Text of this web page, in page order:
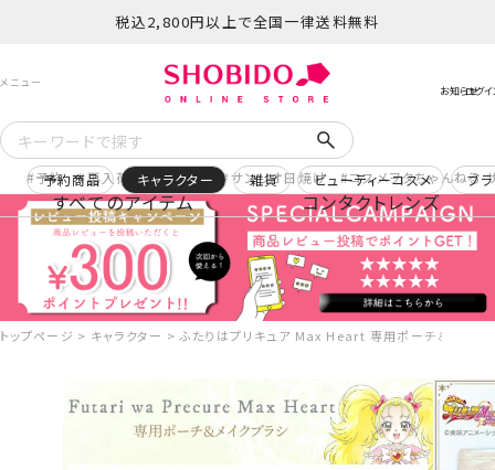
税込2,800円以上で全国一律送料無料
予約 再入荷 ヒロアカ サンリオ日焼け コスメヲタちゃんねる
すべてのアイテム コンタクトレンズ
予約商品 キャラクター 雑貨 ビューティーコスメ ブ
トップページ キャラクター ふたりはプリキュア Max Heart 専用ポーチ＆メイク